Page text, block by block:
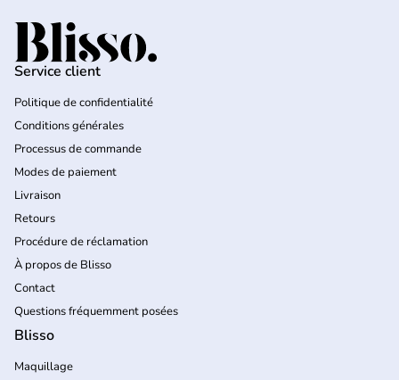
Accueil
Service client
Politique de confidentialité
Conditions générales
Processus de commande
Modes de paiement
Livraison
Retours
Procédure de réclamation
À propos de Blisso
Contact
Questions fréquemment posées
Blisso
Maquillage